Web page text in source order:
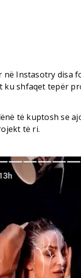
në Instasotry disa
ku shfaqet tepër
të kuptosh se
të ri.